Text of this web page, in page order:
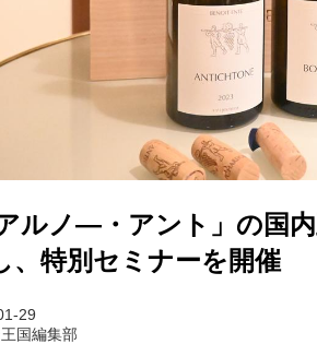
ルノ―・アント」の国
、特別セミナーを開催
29
国編集部